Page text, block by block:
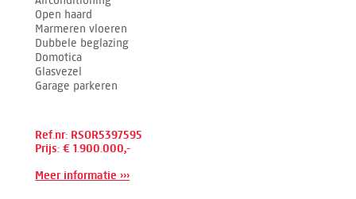
Open haard
Marmeren vloeren
Dubbele beglazing
Domotica
Glasvezel
Garage parkeren
Ref.nr: RSOR5397595
Prijs: € 1.900.000,-
Meer informatie ›››